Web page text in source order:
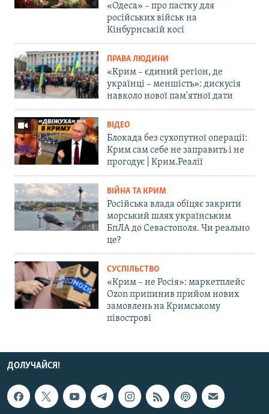
«Одеса» – про пастку для
російських військ на
Кінбурнській косі
ПРАВА ЛЮДИНИ
«Крим – єдиний регіон, де
українці – меншість»: дискусія
навколо нової пам'ятної дати
ВІДЕО
Блокада без сухопутної операції:
Крим сам себе не заправить і не
прогодує | Крим.Реалії
ВІЙНА ТА КРИМ
Російська влада обіцяє закрити
морський шлях українським
БпЛА до Севастополя. Чи реально
це?
СУСПІЛЬСТВО
«Крим – не Росія»: маркетплейс
Ozon припинив прийом нових
замовлень на Кримському
півострові
ДОЛУЧАЙСЯ!